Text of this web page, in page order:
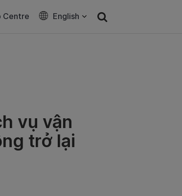
Centre English
vụ vận
trở lại